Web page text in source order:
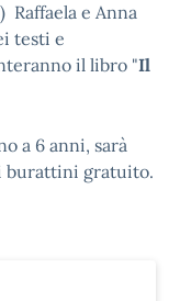
e Anna
testi e
il libro "Il
a 6 anni, sarà
burattini gratuito.